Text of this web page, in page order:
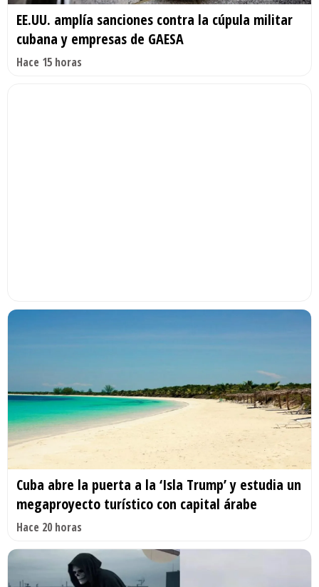
EE.UU. amplía sanciones contra la cúpula militar
cubana y empresas de GAESA
Hace 15 horas
Cuba abre la puerta a la ‘Isla Trump’ y estudia un
megaproyecto turístico con capital árabe
Hace 20 horas